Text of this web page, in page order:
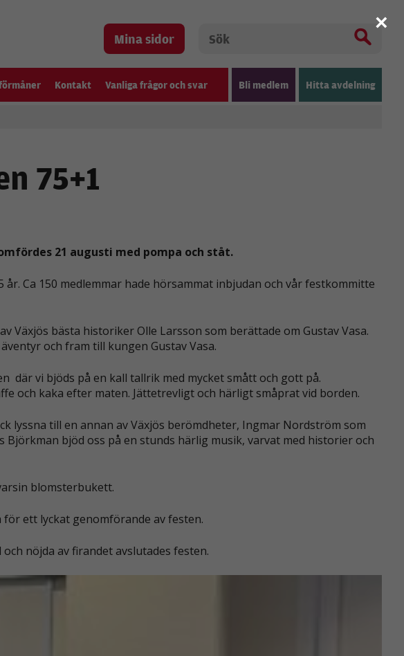
Mina sidor
Kontakt Vanliga frågor och svar Bli medlem Hitta avdelning
75+1
21 augusti med pompa och ståt.
år. Ca 150 medlemmar hade hörsammat inbjudan och vår festkommitte
Växjös bästa historiker Olle Larsson som berättade om Gustav Vasa.
och fram till kungen Gustav Vasa.
där vi bjöds på en kall tallrik med mycket smått och gott på.
och kaka efter maten. Jättetrevligt och härligt småprat vid borden.
lyssna till en annan av Växjös berömdheter, Ingmar Nordström som
Björkman bjöd oss på en stunds härlig musik, varvat med historier och
blomsterbukett.
ett lyckat genomförande av festen.
nöjda av firandet avslutades festen.
×